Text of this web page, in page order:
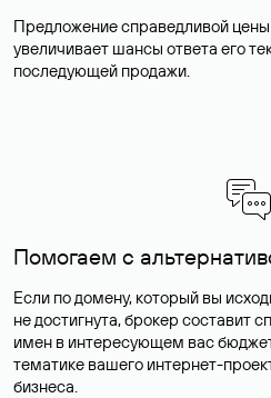
Предложение справедливой
увеличивает шансы ответа его
последующей продажи.
Помогаем с
Если по домену, который вы
не достигнута, брокер составит
имен в интересующем вас
тематике вашего интернет-
бизнеса.